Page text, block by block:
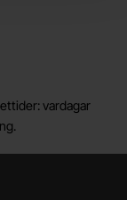
vardagar